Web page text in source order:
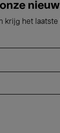
krijg het laatste